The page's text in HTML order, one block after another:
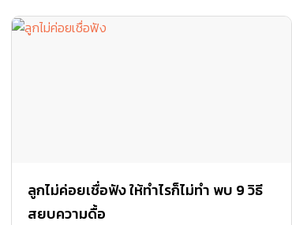
ลูกไม่ค่อยเชื่อฟัง ให้ทำไรก็ไม่ทำ พบ 9 วิธี
สยบความดื้อ